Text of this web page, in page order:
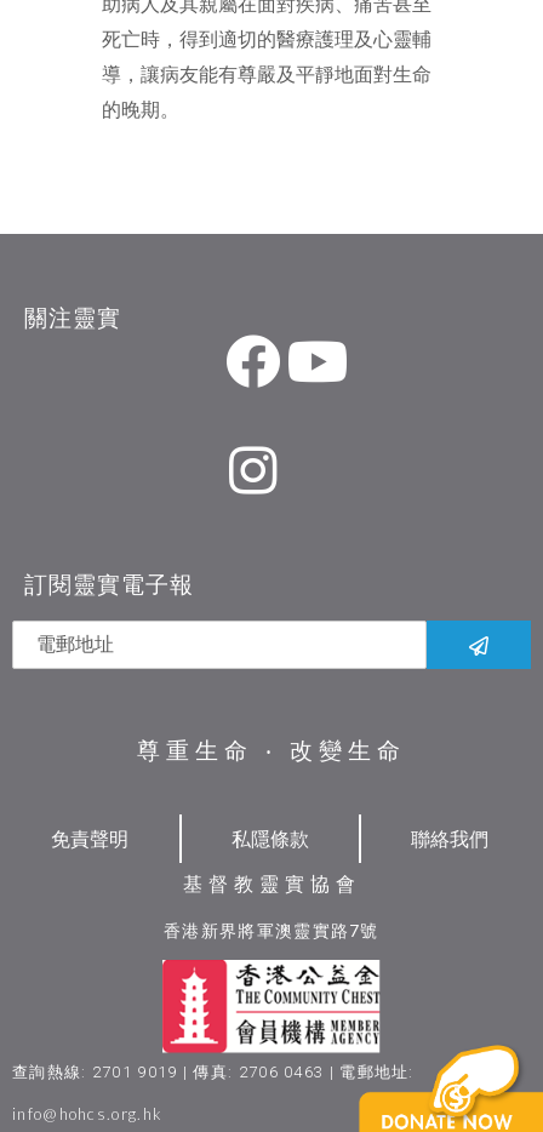
死亡時，得到適切的醫療護理及心靈輔
導，讓病友能有尊嚴及平靜地面對生命
的晚期。
關注靈實
訂閱靈實電子報
尊重生命 ‧ 改變生命
免責聲明 私隱條款
聯絡我們
基督教靈實協會
香港新界將軍澳靈實路7號
查詢熱線: 2701 9019 | 傳真: 2706 0463 | 電郵地址:
info@hohcs.org.hk